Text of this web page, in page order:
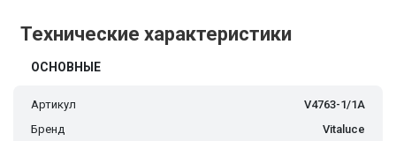
Технические характеристики
ОСНОВНЫЕ
Артикул
V4763-1/1A
Бренд
Vitaluce